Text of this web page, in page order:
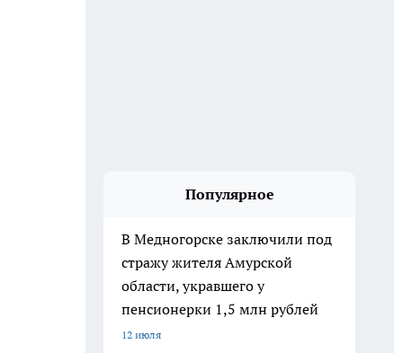
Популярное
В Медногорске заключили под
стражу жителя Амурской
области, укравшего у
пенсионерки 1,5 млн рублей
12 июля